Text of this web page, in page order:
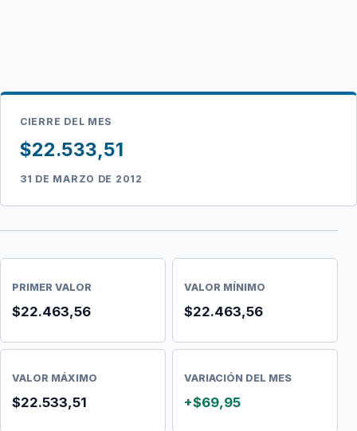
CIERRE DEL MES
$22.533,51
31 DE MARZO DE 2012
PRIMER VALOR
$22.463,56
VALOR MÍNIMO
$22.463,56
VALOR MÁXIMO
$22.533,51
VARIACIÓN DEL MES
+$69,95